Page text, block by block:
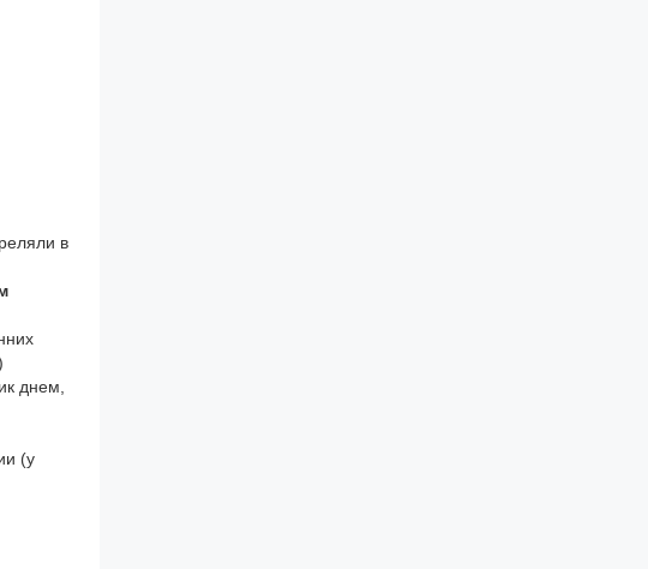
в
днем,
(у